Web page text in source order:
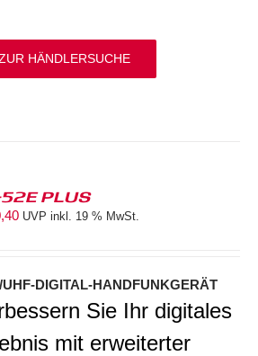
HÄNDLERSUCHE
PLUS
UVP inkl. 19 % MwSt.
UHF-DIGITAL-HANDFUNKGERÄT
Sie Ihr digitales
mit erweiterter